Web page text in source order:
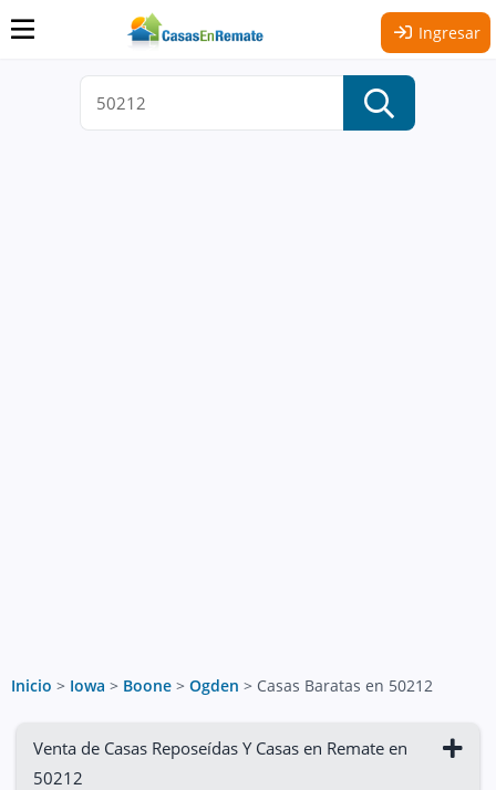
Ingresar
Inicio > Iowa > Boone > Ogden > Casas Baratas en 50212
Venta de Casas Reposeídas Y Casas en Remate en
50212